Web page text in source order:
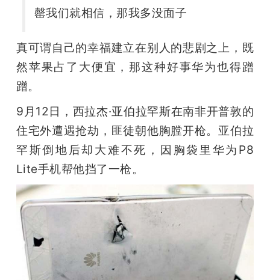
罄我们就相信，那我多没面子
真可谓自己的幸福建立在别人的悲剧之上，既
然苹果占了大便宜，那这种好事华为也得蹭
蹭。
9月12日，西拉杰·亚伯拉罕斯在南非开普敦的
住宅外遭遇抢劫，匪徒朝他胸膛开枪。亚伯拉
罕斯倒地后却大难不死，因胸袋里华为P8
Lite手机帮他挡了一枪。